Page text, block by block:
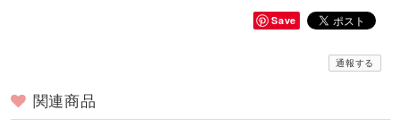
Save
通報する
関連商品